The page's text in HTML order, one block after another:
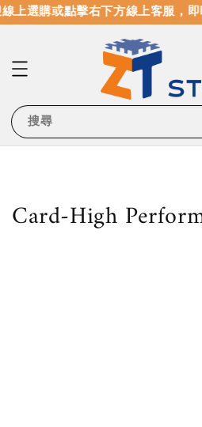
上選購或點擊右下方線上客服，
搜尋
Card-High